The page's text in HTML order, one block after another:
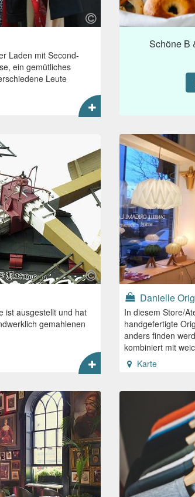
Laden mit Second-
ein gemütliches
Leute
Schöne B
ist ausgestellt und hat
gemahlenen
Danielle
In diesem Store/
handgefertigte
anders finden
kombiniert mit
Karte